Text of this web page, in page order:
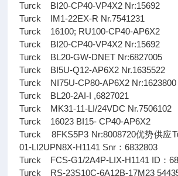
Turck BI20-CP40-VP4X2 Nr:15692
Turck IM1-22EX-R Nr.7541231
Turck 16100; RU100-CP40-AP6X2
Turck BI20-CP40-VP4X2 Nr:15692
Turck BL20-GW-DNET Nr:6827005
Turck BI5U-Q12-AP6X2 Nr.1635522
Turck NI75U-CP80-AP6X2 Nr:1623800
Turck BL20-2AI-I ,6827021
Turck MK31-11-LI/24VDC Nr.7506102
Turck 16023 BI15- CP40-AP6X2
Turck 8FKS5P3 Nr:8008720优势供应
01-LI2UPN8X-H1141 Snr：6832803
Turck FCS-G1/2A4P-LIX-H1141 ID：
Turck RS-23S10C-6A12B-17M23